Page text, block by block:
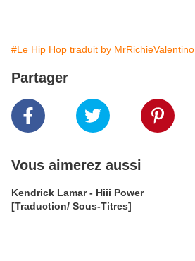
#Le Hip Hop traduit by MrRichieValentino
Partager
Vous aimerez aussi
Kendrick Lamar - Hiii Power
[Traduction/ Sous-Titres]